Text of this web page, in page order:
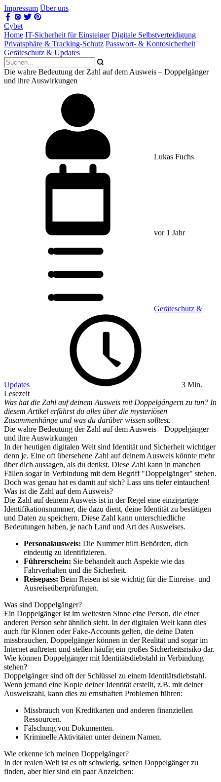
Impressum Über uns
Cybet
Home IT-Sicherheit für Einsteiger Digitale Selbstverteidigung
Privatsphäre & Tracking-Schutz Passwort- & Kontosicherheit
Geräteschutz & Updates
Die wahre Bedeutung der Zahl auf dem Ausweis – Doppelgänger
und ihre Auswirkungen
Lukas Fuchs
vor 1 Jahr
Geräteschutz &
Updates
3 Min.
Lesezeit
Was hat die Zahl auf deinem Ausweis mit Doppelgängern zu tun? In
diesem Artikel erfährst du alles über die mysteriösen
Zusammenhänge und was du darüber wissen solltest.
Die wahre Bedeutung der Zahl auf dem Ausweis – Doppelgänger
und ihre Auswirkungen
In der heutigen digitalen Welt sind Identität und Sicherheit wichtiger
denn je. Eine oft übersehene Zahl auf deinem Ausweis könnte mehr
über dich aussagen, als du denkst. Diese Zahl kann in manchen
Fällen sogar in Verbindung mit dem Begriff "Doppelgänger" stehen.
Doch was genau hat es damit auf sich? Lass uns tiefer eintauchen!
Was ist die Zahl auf dem Ausweis?
Die Zahl auf deinem Ausweis ist in der Regel eine einzigartige
Identifikationsnummer, die dazu dient, deine Identität zu bestätigen
und Daten zu speichern. Diese Zahl kann unterschiedliche
Bedeutungen haben, je nach Land und Art des Ausweises.
Personalausweis: Die Nummer hilft Behörden, dich
eindeutig zu identifizieren.
Führerschein: Sie behandelt auch Aspekte wie das
Fahrverhalten und die Sicherheit.
Reisepass: Beim Reisen ist sie wichtig für die Einreise- und
Ausreiseüberprüfungen.
Was sind Doppelgänger?
Ein Doppelgänger ist im weitesten Sinne eine Person, die einer
anderen Person sehr ähnlich sieht. In der digitalen Welt kann dies
auch für Klonen oder Fake-Accounts gelten, die deine Daten
missbrauchen. Doppelgänger können in der Realität und sogar im
Internet auftreten und stellen häufig ein großes Sicherheitsrisiko dar.
Wie können Doppelgänger mit Identitätsdiebstahl in Verbindung
stehen?
Doppelgänger sind oft der Schlüssel zu einem Identitätsdiebstahl.
Wenn jemand eine Kopie deiner Identität erstellt, z.B. mit deiner
Ausweiszahl, kann dies zu ernsthaften Problemen führen:
Missbrauch von Kreditkarten und anderen finanziellen
Ressourcen.
Fälschung von Dokumenten.
Kriminelle Aktivitäten unter deinem Namen.
Wie erkenne ich meinen Doppelgänger?
In der realen Welt ist es oft schwierig, seinen Doppelgänger zu
finden, aber hier sind ein paar Anzeichen: